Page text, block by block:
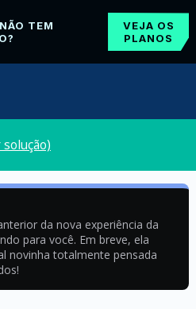
TEM
VEJA OS
PLANOS
da nova experiência da
para você. Em breve, ela
novinha totalmente pensada